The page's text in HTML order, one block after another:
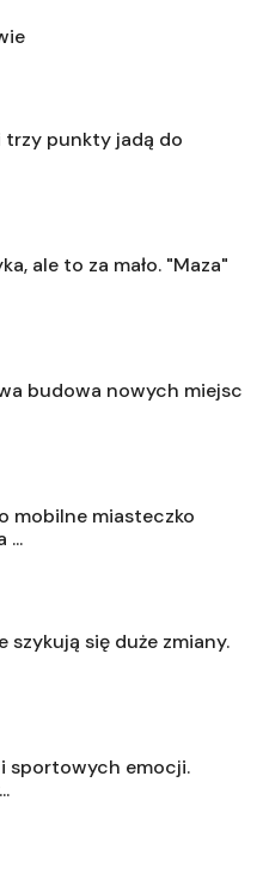
trzy punkty jadą do
ale to za mało. "Maza"
budowa nowych miejsc
mobilne miasteczko
...
szykują się duże zmiany.
sportowych emocji.